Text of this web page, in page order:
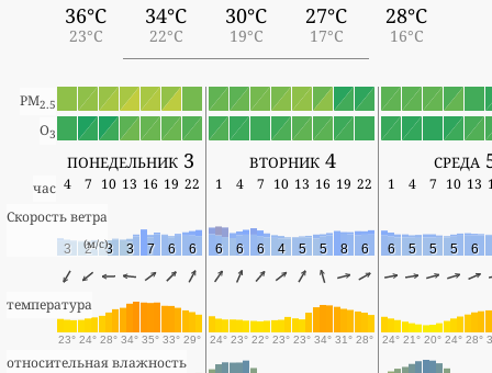
36°C
23°C
34°C
22°C
30°C
19°C
27°C
17°C
28°C
16°C
PM2.5
O3
понедельник 3 вторник 4 среда
час 4 7 10 13 16 19 22 1 4 7 10 13 16 19 22 1 4 7 10 13
Скорость ветра
(м/с)
3 2 3 3 7 6 6 6 6 6 4 5 5 8 6 6 5 5 5 6
температура
23° 24° 28° 34° 35° 33° 29° 24° 23° 22° 23° 23° 34° 31° 28° 24° 21° 20° 24° 28°
относительная влажность